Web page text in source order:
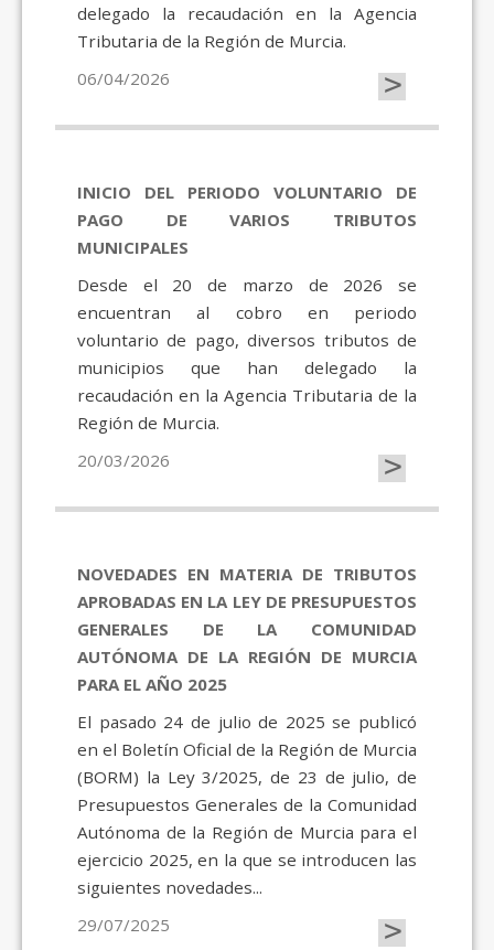
delegado la recaudación en la Agencia
Tributaria de la Región de Murcia.
06/04/2026
>
INICIO DEL PERIODO VOLUNTARIO DE
PAGO DE VARIOS TRIBUTOS
MUNICIPALES
Desde el 20 de marzo de 2026 se
encuentran al cobro en periodo
voluntario de pago, diversos tributos de
municipios que han delegado la
recaudación en la Agencia Tributaria de la
Región de Murcia.
20/03/2026
>
NOVEDADES EN MATERIA DE TRIBUTOS
APROBADAS EN LA LEY DE PRESUPUESTOS
GENERALES DE LA COMUNIDAD
AUTÓNOMA DE LA REGIÓN DE MURCIA
PARA EL AÑO 2025
El pasado 24 de julio de 2025 se publicó
en el Boletín Oficial de la Región de Murcia
(BORM) la Ley 3/2025, de 23 de julio, de
Presupuestos Generales de la Comunidad
Autónoma de la Región de Murcia para el
ejercicio 2025, en la que se introducen las
siguientes novedades...
29/07/2025
>